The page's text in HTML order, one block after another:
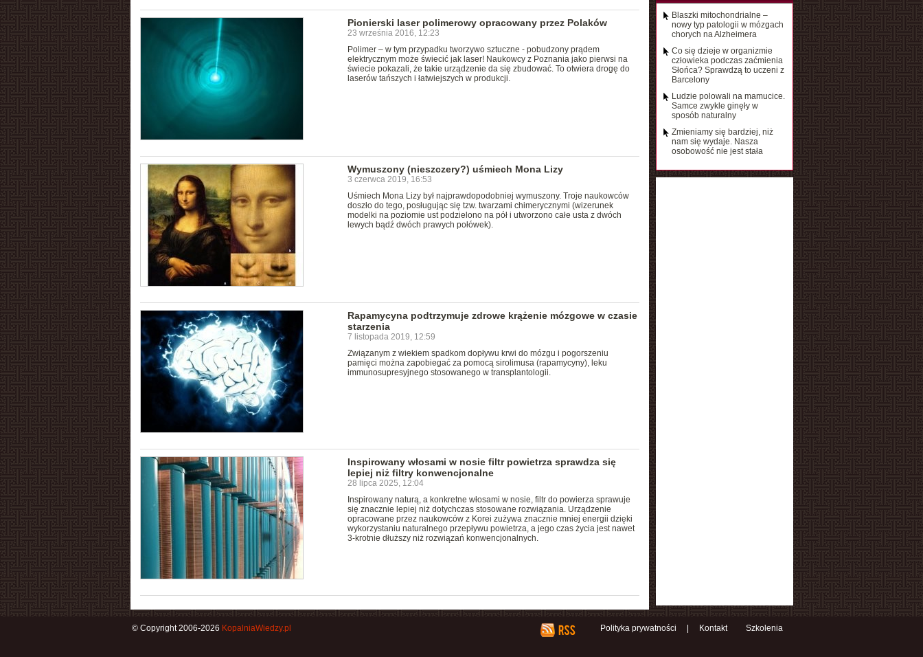
Pionierski laser polimerowy opracowany przez Polaków
23 września 2016, 12:23
Polimer – w tym przypadku tworzywo sztuczne - pobudzony prądem
elektrycznym może świecić jak laser! Naukowcy z Poznania jako pierwsi na
świecie pokazali, że takie urządzenie da się zbudować. To otwiera drogę do
laserów tańszych i łatwiejszych w produkcji.
Wymuszony (nieszczery?) uśmiech Mona Lizy
3 czerwca 2019, 16:53
Uśmiech Mona Lizy był najprawdopodobniej wymuszony. Troje naukowców
doszło do tego, posługując się tzw. twarzami chimerycznymi (wizerunek
modelki na poziomie ust podzielono na pół i utworzono całe usta z dwóch
lewych bądź dwóch prawych połówek).
Rapamycyna podtrzymuje zdrowe krążenie mózgowe w czasie
starzenia
7 listopada 2019, 12:59
Związanym z wiekiem spadkom dopływu krwi do mózgu i pogorszeniu
pamięci można zapobiegać za pomocą sirolimusa (rapamycyny), leku
immunosupresyjnego stosowanego w transplantologii.
Inspirowany włosami w nosie filtr powietrza sprawdza się
lepiej niż filtry konwencjonalne
28 lipca 2025, 12:04
Inspirowany naturą, a konkretne włosami w nosie, filtr do powierza sprawuje
się znacznie lepiej niż dotychczas stosowane rozwiązania. Urządzenie
opracowane przez naukowców z Korei zużywa znacznie mniej energii dzięki
wykorzystaniu naturalnego przepływu powietrza, a jego czas życia jest nawet
3-krotnie dłuższy niż rozwiązań konwencjonalnych.
Blaszki mitochondrialne –
nowy typ patologii w mózgach
chorych na Alzheimera
Co się dzieje w organizmie
człowieka podczas zaćmienia
Słońca? Sprawdzą to uczeni z
Barcelony
Ludzie polowali na mamucice.
Samce zwykle ginęły w
sposób naturalny
Zmieniamy się bardziej, niż
nam się wydaje. Nasza
osobowość nie jest stała
Polityka prywatności Kontakt Szkolenia
© Copyright 2006-2026 KopalniaWiedzy.pl